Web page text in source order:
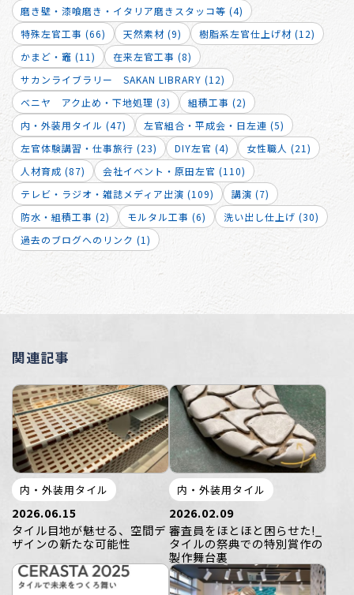
磨き壁・漆喰磨き・イタリア磨きスタッコ等 (4)
特殊左官工事 (66)
天然素材 (9)
樹脂系左官仕上げ材 (12)
かまど・竈 (11)
在来左官工事 (8)
サカンライブラリー SAKAN LIBRARY (12)
ベニヤ アク止め・下地処理 (3)
組積工事 (2)
内・外装用タイル (47)
左官組合・平成会・日左連 (5)
左官体験講習・仕事旅行 (23)
DIY左官 (4)
女性職人 (21)
人材育成 (87)
会社イベント・原田左官 (110)
テレビ・ラジオ・雑誌メディア出演 (109)
講演 (7)
防水・組積工事 (2)
モルタル工事 (6)
洗い出し仕上げ (30)
過去のブログへのリンク (1)
関連記事
内・外装用タイル
2026.06.15
タイル目地が魅せる、空間デ
ザインの新たな可能性
内・外装用タイル
2026.02.09
審査員をほとほと困らせた!_
タイルの祭典での特別賞作の
製作舞台裏